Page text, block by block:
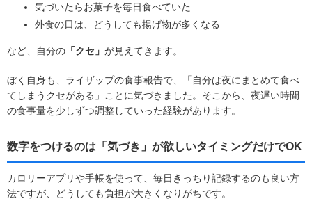
気づいたらお菓子を毎日食べていた
外食の日は、どうしても揚げ物が多くなる
など、自分の 「クセ」 が見えてきます。
ぼく自身も、ライザップの食事報告で、「自分は夜にまとめて食べ
てしまうクセがある」ことに気づきました。そこから、夜遅い時間
の食事量を少しずつ調整していった経験があります。
数字をつけるのは「気づき」が欲しいタイミングだけでOK
カロリーアプリや手帳を使って、毎日きっちり記録するのも良い方
法ですが、どうしても負担が大きくなりがちです。